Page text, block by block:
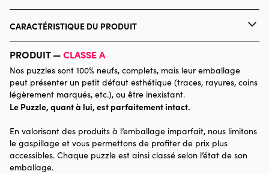
Dominic Davison / MGL
CARACTÉRISTIQUE DU PRODUIT
Catégorie Puzzles - Cottages et Châlets
Age
Puzzle pour Adultes (500 à
Provenance
PRODUIT —CLASSE A
Nos puzzles sont 100% neufs, complets, mais leur emballage
peut présenter un petit défaut esthétique (traces, rayures, coins
légèrement marqués, etc.), ou être inexistant.
Le Puzzle, quant à lui, est parfaitement intact.
En valorisant des produits à l’emballage imparfait, nous limitons
le gaspillage et vous permettons de profiter de prix plus
accessibles. Chaque puzzle est ainsi classé selon l’état de son
emballage.